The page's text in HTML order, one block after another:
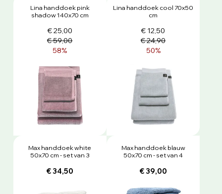
Lina handdoek pink
shadow 140x70 cm
€ 25,00
€ 59,00
58%
Lina handdoek cool 70x50
cm
€ 12,50
€ 24,90
50%
Max handdoek white
50x70 cm - set van 3
€ 34,50
Max handdoek blauw
50x70 cm - set van 4
€ 39,00